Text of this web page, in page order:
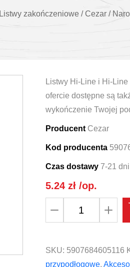
Listwy zakończeniowe / Cezar /
Listwy Hi-Line i Hi-
ofercie dostępne są
wykończenie Twojej
Producent Cezar
Kod producenta
Czas dostawy 7-21 dni
5.24 zł/op.
do
SKU: 5907684605116
przypodłogowe,